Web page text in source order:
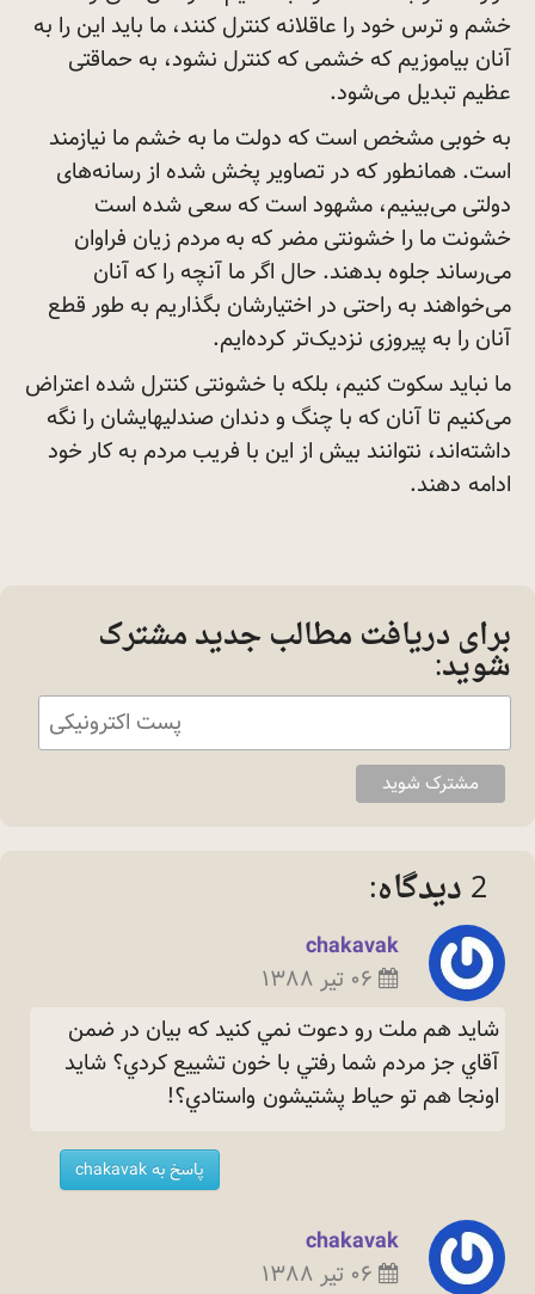
خشم و ترس خود را عاقلانه کنترل کنند، ما باید این را به
آنان بیاموزیم که خشمی که کنترل نشود، به حماقتی
عظیم تبدیل می‌شود.
به خوبی مشخص است که دولت ما به خشم ما نیازمند
است. همانطور که در تصاویر پخش شده از رسانه‌های
دولتی می‌بینیم، مشهود است که سعی شده است
خشونت ما را خشونتی مضر که به مردم زیان فراوان
می‌رساند جلوه بدهند. حال اگر ما آنچه را که آنان
می‌خواهند به راحتی در اختیارشان بگذاریم به طور قطع
آنان را به پیروزی نزدیک‌تر کرده‌ایم.
ما نباید سکوت کنیم، بلکه با خشونتی کنترل شده اعتراض
می‌کنیم تا آنان که با چنگ و دندان صندلیهایشان را نگه
داشته‌اند، نتوانند بیش از این با فریب مردم به کار خود
ادامه دهند.
برای دریافت مطالب جدید مشترک
شوید:
2 دیدگاه:
chakavak
۰۶ تیر ۱۳۸۸
شايد هم ملت رو دعوت نمي كنيد كه بيان در ضمن
آقاي جز مردم شما رفتي با خون تشييع كردي؟ شايد
اونجا هم تو حياط پشتيشون واستادي؟!
پاسخ به chakavak
chakavak
۰۶ تیر ۱۳۸۸